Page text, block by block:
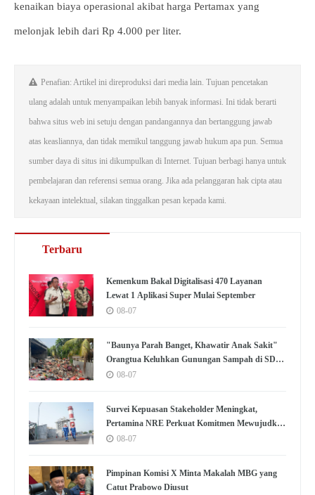
kenaikan biaya operasional akibat harga Pertamax yang
melonjak lebih dari Rp 4.000 per liter.
Penafian: Artikel ini direproduksi dari media lain. Tujuan pencetakan
ulang adalah untuk menyampaikan lebih banyak informasi. Ini tidak berarti
bahwa situs web ini setuju dengan pandangannya dan bertanggung jawab
atas keasliannya, dan tidak memikul tanggung jawab hukum apa pun. Semua
sumber daya di situs ini dikumpulkan di Internet. Tujuan berbagi hanya untuk
pembelajaran dan referensi semua orang. Jika ada pelanggaran hak cipta atau
kekayaan intelektual, silakan tinggalkan pesan kepada kami.
Terbaru
Kemenkum Bakal Digitalisasi 470 Layanan
Lewat 1 Aplikasi Super Mulai September
08-07
"Baunya Parah Banget, Khawatir Anak Sakit"
Orangtua Keluhkan Gunungan Sampah di SDN
Kedaung Kali Angke
08-07
Survei Kepuasan Stakeholder Meningkat,
Pertamina NRE Perkuat Komitmen Mewujudkan
Transisi Energi Berkelanjutan
08-07
Pimpinan Komisi X Minta Makalah MBG yang
Catut Prabowo Diusut